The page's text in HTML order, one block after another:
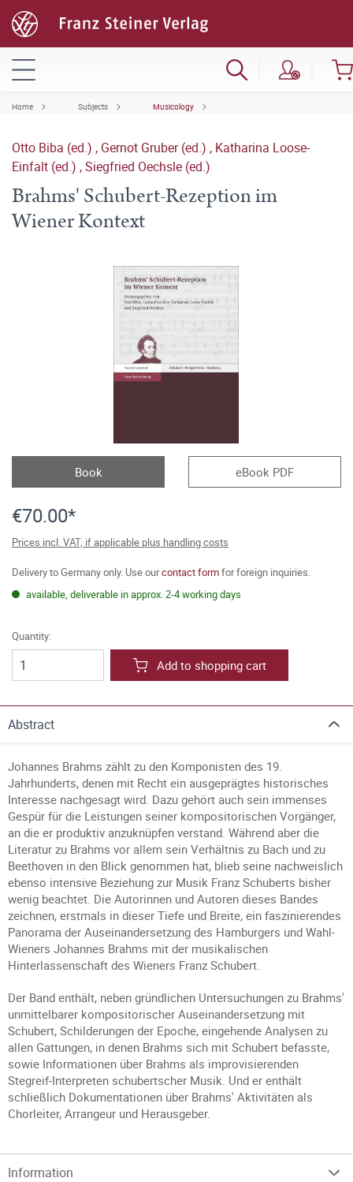
Home Subjects Musicology
Otto Biba (ed.) , Gernot Gruber (ed.) , Katharina Loose-
Einfalt (ed.) ,Siegfried Oechsle (ed.)
Brahms' Schubert-Rezeption im
Wiener Kontext
Book eBook PDF
€70.00*
Prices incl. VAT, if applicable plus handling costs
Delivery to Germany only. Use ourcontact formfor foreign inquiries.
available, deliverable in approx. 2-4 working days
Quantity:
Add to shopping cart
Abstract
Johannes Brahms zählt zu den Komponisten des 19.
Jahrhunderts, denen mit Recht ein ausgeprägtes historisches
Interesse nachgesagt wird. Dazu gehört auch sein immenses
Gespür für die Leistungen seiner kompositorischen Vorgänger,
an die er produktiv anzuknüpfen verstand. Während aber die
Literatur zu Brahms vor allem sein Verhältnis zu Bach und zu
Beethoven in den Blick genommen hat, blieb seine nachweislich
ebenso intensive Beziehung zur Musik Franz Schuberts bisher
wenig beachtet. Die Autorinnen und Autoren dieses Bandes
zeichnen, erstmals in dieser Tiefe und Breite, ein faszinierendes
Panorama der Auseinandersetzung des Hamburgers und Wahl-
Wieners Johannes Brahms mit der musikalischen
Hinterlassenschaft des Wieners Franz Schubert.
Der Band enthält, neben gründlichen Untersuchungen zu Brahms'
unmittelbarer kompositorischer Auseinandersetzung mit
Schubert, Schilderungen der Epoche, eingehende Analysen zu
allen Gattungen, in denen Brahms sich mit Schubert befasste,
sowie Informationen über Brahms als improvisierenden
Stegreif-Interpreten schubertscher Musik. Und er enthält
schließlich Dokumentationen über Brahms' Aktivitäten als
Chorleiter, Arrangeur und Herausgeber.
Information